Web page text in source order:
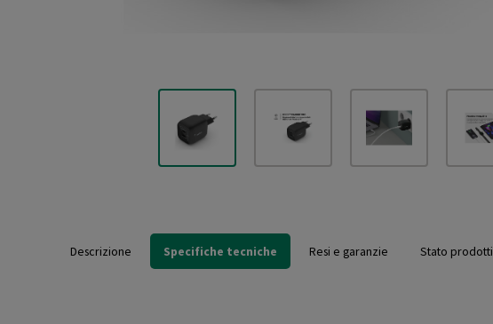
Descrizione Specifiche tecniche Resi e garanzie Stato prodotti